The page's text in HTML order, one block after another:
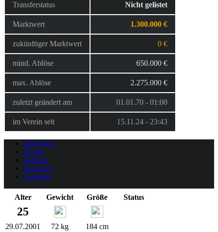
Transferstatus Nicht gelistet
Marktwert 1.300.000 €
zukünftiger Marktwert 0 €
mind. Ablöse 650.000 €
max. Ablöse 2.275.000 €
zuletzt geändert am 01.01.70 - 01:00
im Verein seit 15.11.24 - 23:43
Allgemein
Saison
Karriere
Stationen
Transfers
Alter
25
29.07.2001
Gewicht
72 kg
Größe
184 cm
Status